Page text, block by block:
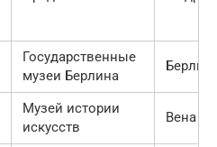
Государственные
музеи Берлина
Берлин
Музей истории
искусств
Вена